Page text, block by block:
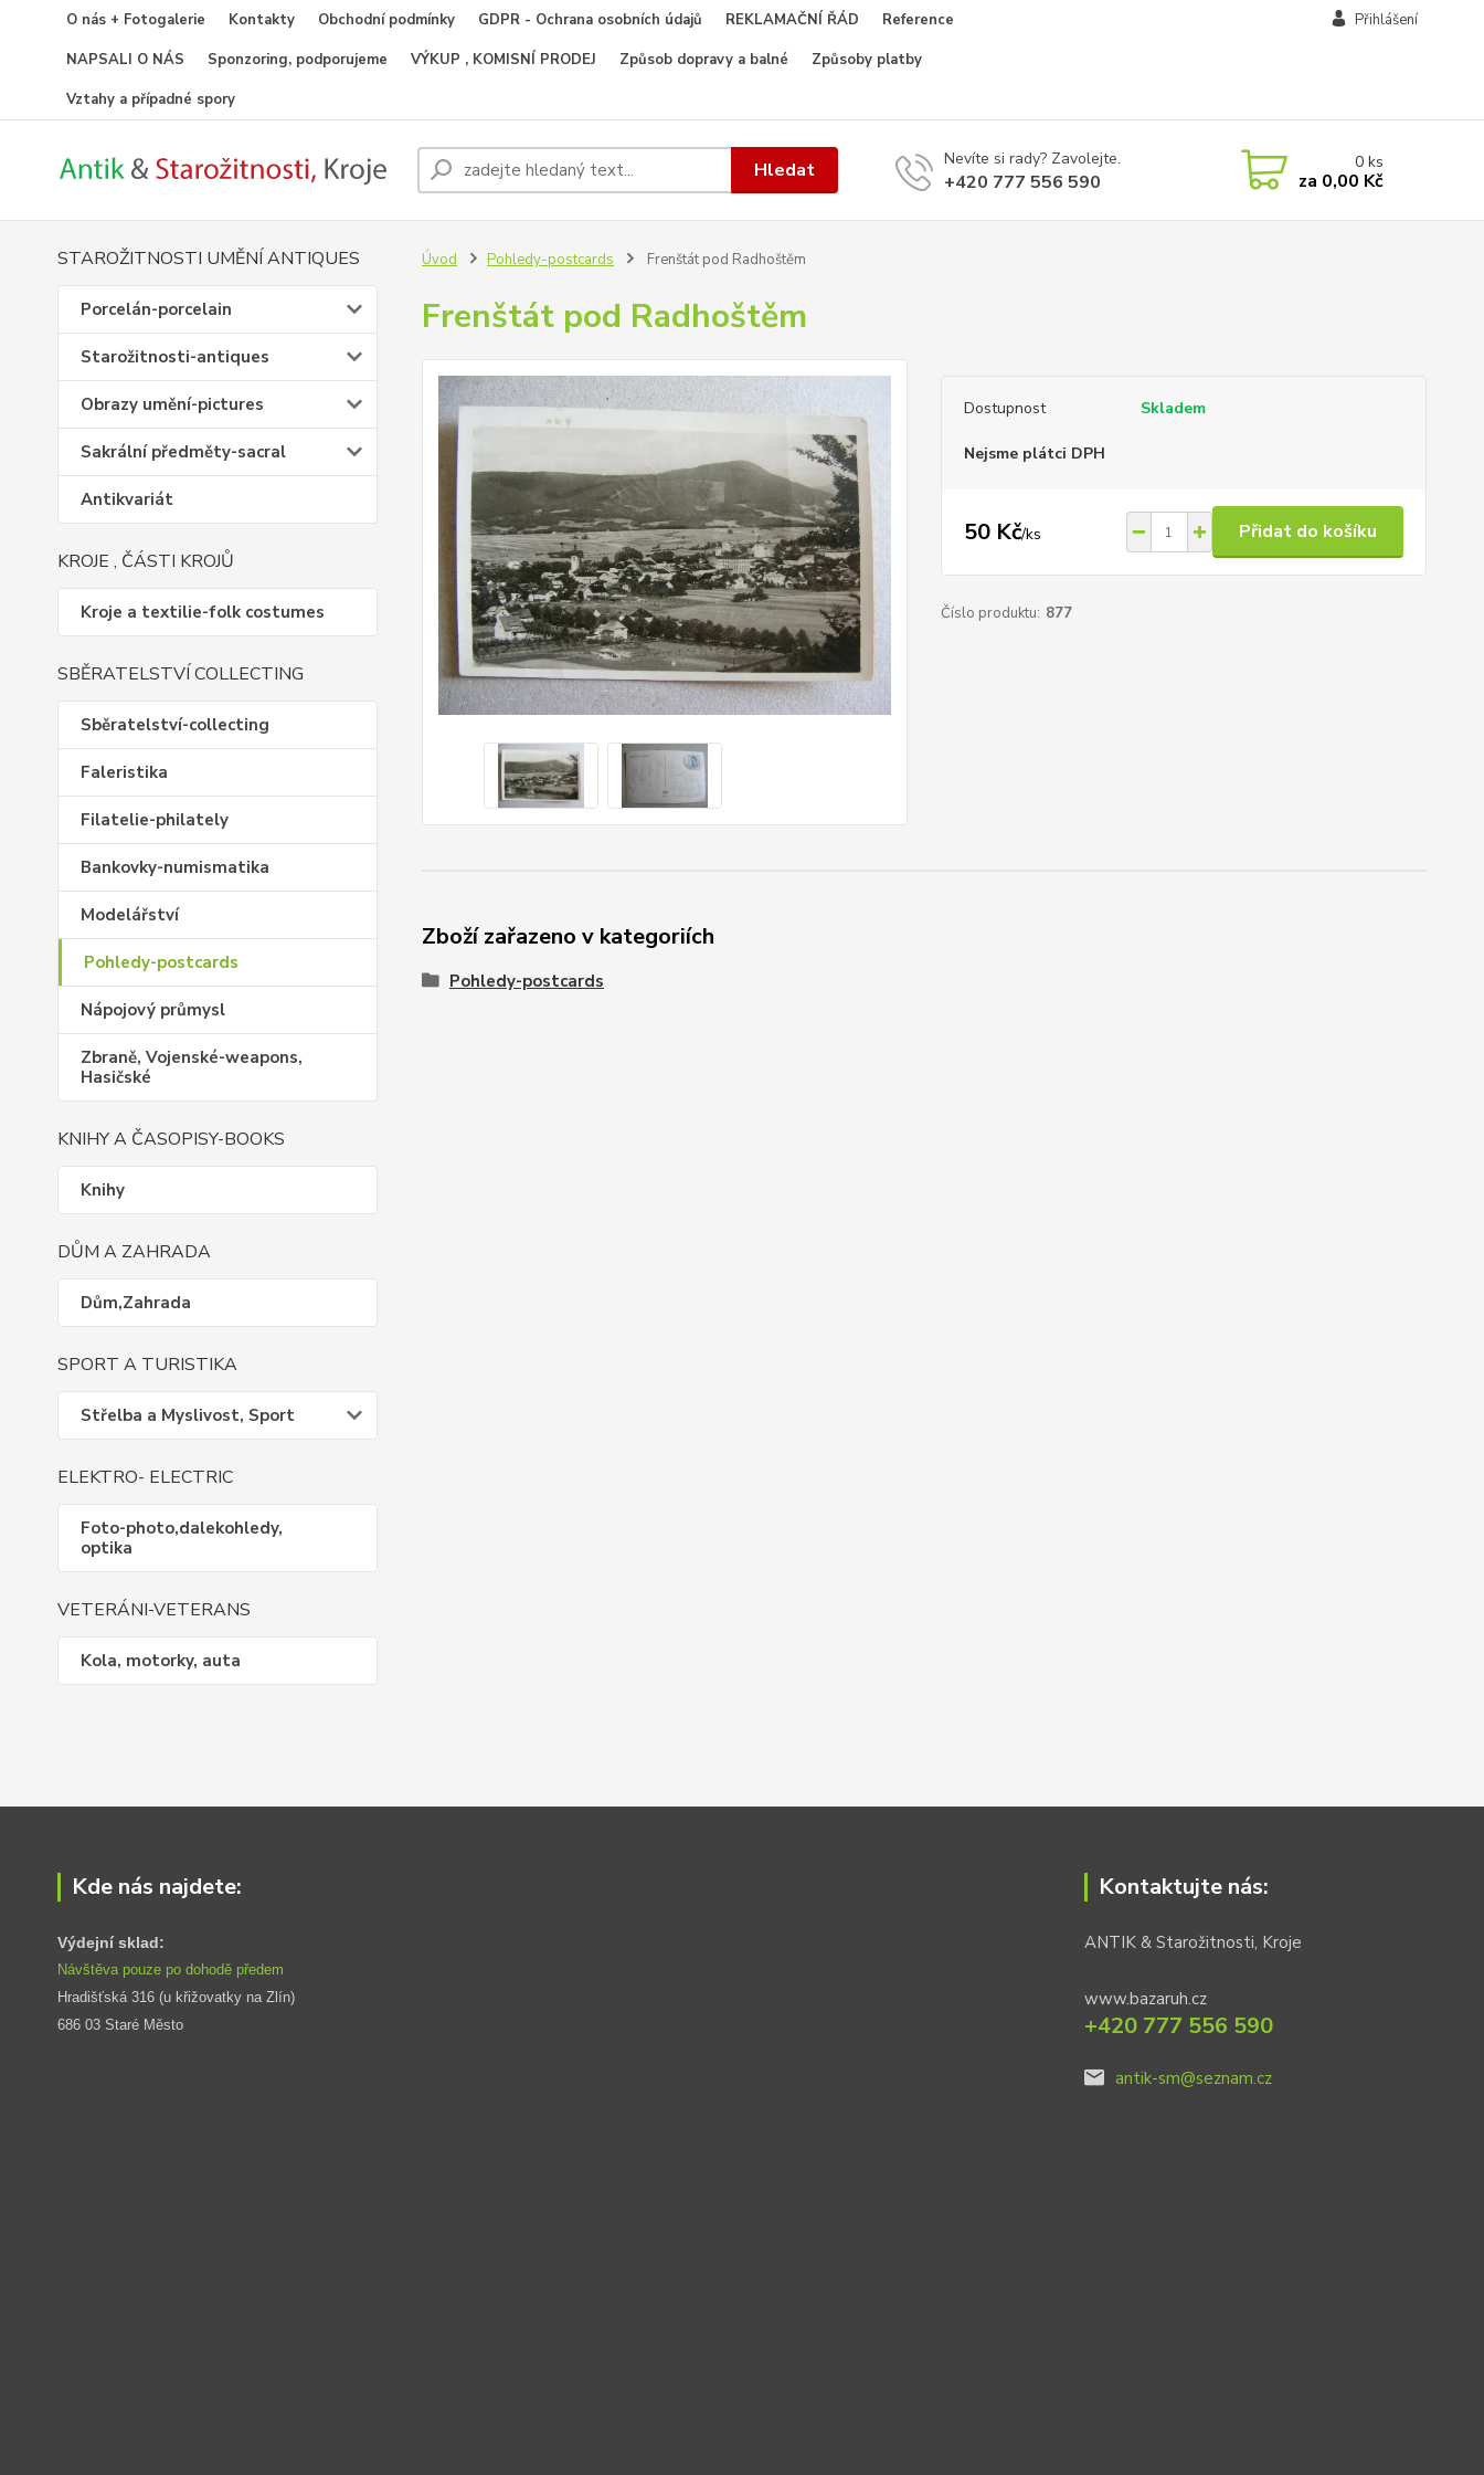
O nás + Fotogalerie Kontakty Obchodní podmínky GDPR - Ochrana osobních údajů REKLAMAČNÍ ŘÁD
Reference
NAPSALI O NÁS
Sponzoring, podporujeme VÝKUP , KOMISNÍ PRODEJ Způsob dopravy a balné
Způsoby platby
Vztahy a případné spory
Přihlášení
Hledat Nevíte si rady? Zavolejte.
+420 777 556 590
0ks
za 0,00 Kč
STAROŽITNOSTI UMĚNÍ ANTIQUES
Porcelán-porcelain
Starožitnosti-antiques
Obrazy umění-pictures
Sakrální předměty-sacral
Antikvariát
KROJE , ČÁSTI KROJŮ
Kroje a textilie-folk costumes
SBĚRATELSTVÍ COLLECTING
Sběratelství-collecting
Faleristika
Filatelie-philately
Bankovky-numismatika
Modelářství
Pohledy-postcards
Nápojový průmysl
Zbraně, Vojenské-weapons,
Hasičské
KNIHY A ČASOPISY-BOOKS
Knihy
DŮM A ZAHRADA
Dům,Zahrada
SPORT A TURISTIKA
Střelba a Myslivost, Sport
ELEKTRO- ELECTRIC
Foto-photo,dalekohledy,
optika
VETERÁNI-VETERANS
Kola, motorky, auta
Úvod Pohledy-postcards Frenštát pod Radhoštěm
Frenštát pod Radhoštěm
Dostupnost Skladem
Nejsme plátci DPH
50 Kč/ks Přidat do košíku
Číslo produktu: 877
Zboží zařazeno v kategoriích
Pohledy-postcards
Kde nás najdete:
Výdejní sklad:
Návštěva pouze po dohodě předem
Hradišťská 316 (u křižovatky na Zlín)
686 03 Staré Město
Kontaktujte nás:
ANTIK & Starožitnosti, Kroje
www.bazaruh.cz
+420 777 556 590
antik-sm@seznam.cz